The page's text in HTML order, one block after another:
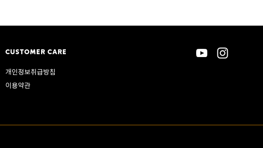
CUSTOMER CARE
개인정보취급방침
이용약관